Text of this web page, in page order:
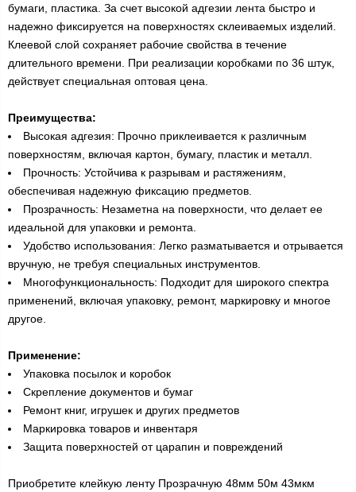
бумаги, пластика. За счет высокой адгезии лента быстро и
надежно фиксируется на поверхностях склеиваемых изделий.
Клеевой слой сохраняет рабочие свойства в течение
длительного времени. При реализации коробками по 36 штук,
действует специальная оптовая цена.
Преимущества:
Высокая адгезия: Прочно приклеивается к различным
поверхностям, включая картон, бумагу, пластик и металл.
Прочность: Устойчива к разрывам и растяжениям,
обеспечивая надежную фиксацию предметов.
Прозрачность: Незаметна на поверхности, что делает ее
идеальной для упаковки и ремонта.
Удобство использования: Легко разматывается и отрывается
вручную, не требуя специальных инструментов.
Многофункциональность: Подходит для широкого спектра
применений, включая упаковку, ремонт, маркировку и многое
другое.
Применение:
Упаковка посылок и коробок
Скрепление документов и бумаг
Ремонт книг, игрушек и других предметов
Маркировка товаров и инвентаря
Защита поверхностей от царапин и повреждений
Приобретите клейкую ленту Прозрачную 48мм 50м 43мкм